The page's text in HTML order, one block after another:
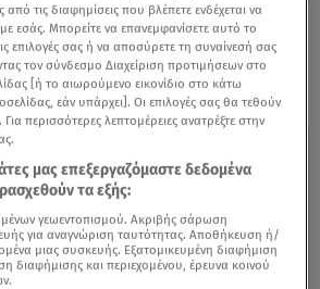
έκανε τεστ για τον
από τις διαφημίσεις που βλέπετε ενδέχεται να
με εσάς. Μπορείτε να επανεμφανίσετε αυτό το
επιλογές σας ή να αποσύρετε τη συναίνεσή σας
τον σύνδεσμο Διαχείριση προτιμήσεων στο
[ή το αιωρούμενο εικονίδιο στο κάτω
εάν υπάρχει]. Οι επιλογές σας θα τεθούν
περισσότερες λεπτομέρειες ανατρέξτε στην
μας επεξεργαζόμαστε δεδομένα
τα εξής:
γεωεντοπισμού. Ακριβής σάρωση
για αναγνώριση ταυτότητας. Αποθήκευση ή/
μιας συσκευής. Εξατομικευμένη διαφήμιση
διαφήμισης και περιεχομένου, έρευνα κοινού